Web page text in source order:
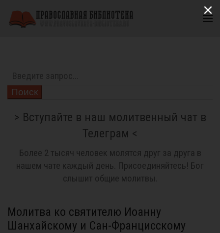
Поиск
> Вступайте в наш молитвенный чат в
Телеграм <
Более 2 тысяч человек молятся друг за друга в
нашем чате каждый день. Присоединяйтесь! Бог
слышит общие молитвы.
Молитва ко святителю Иоанну
Шанхайскому и Сан-Францисскому
×